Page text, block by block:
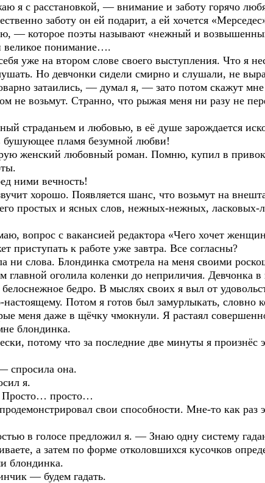
с расстановкой, — внимание и заботу горячо
заботу он ей подарит, а ей хочется
— которое поэты называют «нежный и
великое понимание….
уже на втором слове своего выступления. Что я
Но девчонки сидели смирно и слушали, не
затаились, — думал я, — зато потом скажут
не возьмут. Странно, что рыжая меня ни разу не
страданьем и любовью, в её душе зарождается
бушующее пламя безумной любви!
женский любовный роман. Помню, купил в
ними вечность!
хорошо. Появляется шанс, что возьмут на
простых и ясных слов, нежных-нежных, ласковых-
вопрос с вакансией редактора «Чего хочет
приступать к работе уже завтра. Все согласны?
слова. Блондинка смотрела на меня своими
оголила коленки до неприличия. Девчонка
белоснежное бедро. В мыслях своих я выл от
Потом я готов был замурлыкать, словно
меня даже в щёчку чмокнули. Я растаял
блондинка.
потому что за последние две минуты я произнёс
спросила она.
я.
просто…
свои способности. Мне-то как раз
в голосе предложил я. — Знаю одну систему
а затем по форме отколовшихся кусочков
блондинка.
— будем гадать.